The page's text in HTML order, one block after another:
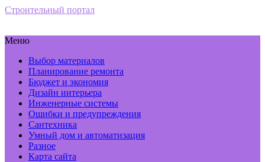
Строительный портал
Меню
Выбор материалов
Планирование ремонта
Бюджет и экономия
Дизайн интерьера
Инженерные системы
Ошибки и предупреждения
Сантехника
Умный дом и автоматизация
Разное
Карта сайта